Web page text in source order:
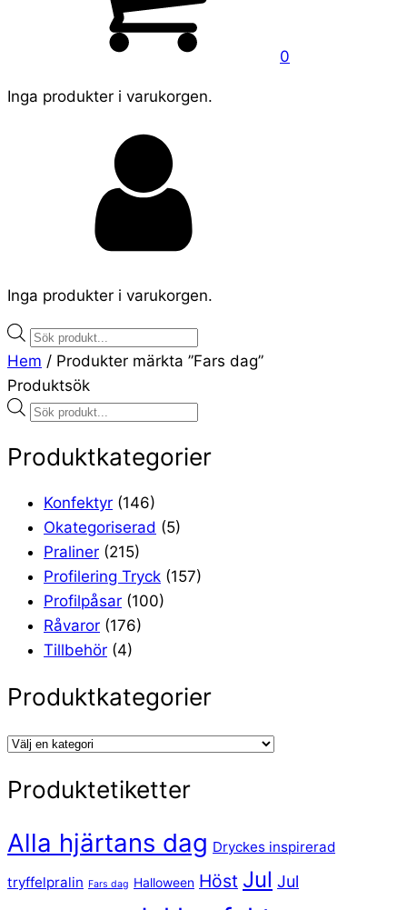
0
Inga produkter i varukorgen.
Inga produkter i varukorgen.
Products
search
Hem / Produkter märkta ”Fars dag”
Produktsök
Products
Produktkategorier
Konfektyr (146)
Okategoriserad (5)
Praliner (215)
Profilering Tryck (157)
Profilpåsar (100)
Råvaror (176)
Tillbehör (4)
Produktkategorier
Produktetiketter
Alla hjärtans dag Dryckes inspirerad
tryffelpralin Fars dag Halloween Höst Jul Jul